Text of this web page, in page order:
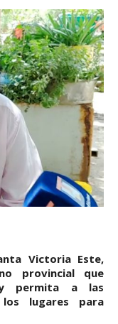
Victoria Este,
provincial que
permita a las
los lugares para